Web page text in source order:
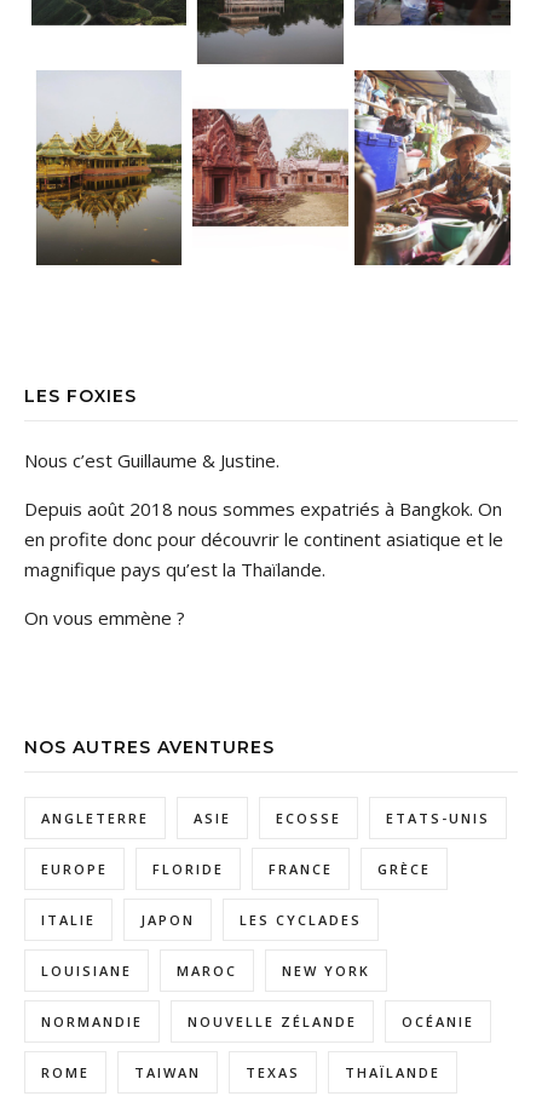
LES FOXIES
Nous c’est Guillaume & Justine.
Depuis août 2018 nous sommes expatriés à Bangkok. On
en profite donc pour découvrir le continent asiatique et le
magnifique pays qu’est la Thaïlande.
On vous emmène ?
NOS AUTRES AVENTURES
ANGLETERRE ASIE ECOSSE ETATS-UNIS
EUROPE FLORIDE FRANCE GRÈCE
ITALIE JAPON LES CYCLADES
LOUISIANE MAROC NEW YORK
NORMANDIE NOUVELLE ZÉLANDE OCÉANIE
ROME TAIWAN TEXAS THAÏLANDE